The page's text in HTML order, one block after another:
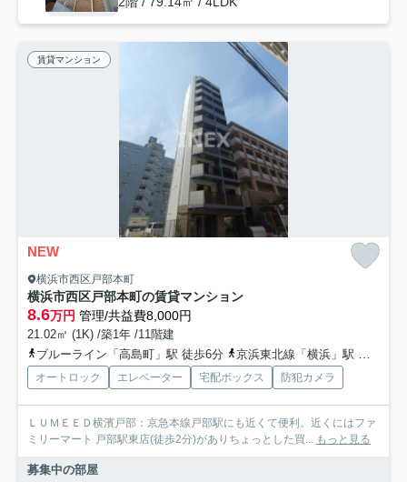
賃貸マンション
NEW
横浜市西区戸部本町
横浜市西区戸部本町の賃貸マンション
8.6万円 管理/共益費8,000円
21.02㎡ (1K) /築1年 /11階建
ブルーライン「高島町」駅 徒歩6分
京浜東北線「横浜」駅 徒歩15分
オートロック エレベーター 宅配ボックス 防犯カメラ
ＬＵＭＥＥＤ横濱戸部：京急本線戸部駅にも近くて便利。近くにはファ
ミリーマート 戸部駅東店(徒歩2分)がありちょっとした買... もっと見る
募集中の部屋